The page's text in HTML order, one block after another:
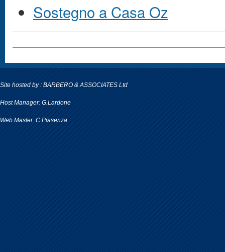
Sostegno a Casa Oz
Site hosted by : BARBERO & ASSOCIATES Ltd
Host Manager: G.Lardone
Web Master: C.Piasenza